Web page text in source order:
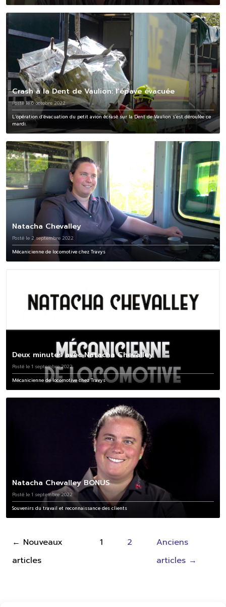
Crash à la Dent de Vaulion: l’épave évacuée
Posté le 6 octobre 2022
L’opération d’évacuation du petit avion écrasé sur la Dent de Vaulion s’est déroulée ce
mardi.
Natacha Chevalley
Posté le 2 septembre 2022
Mécanicienne de locomotive chez Travys
Deux minutes avec Natacha Chevalley
Posté le 1 septembre 2022
Mécanicienne de locomotive chez Travys
Natacha Chevalley BONUS
Posté le 1 septembre 2022
Souvenirs du travail et reconnaissance des clients
Pagination
des
← Nouveaux
articles
1 2
Anciens
articles →